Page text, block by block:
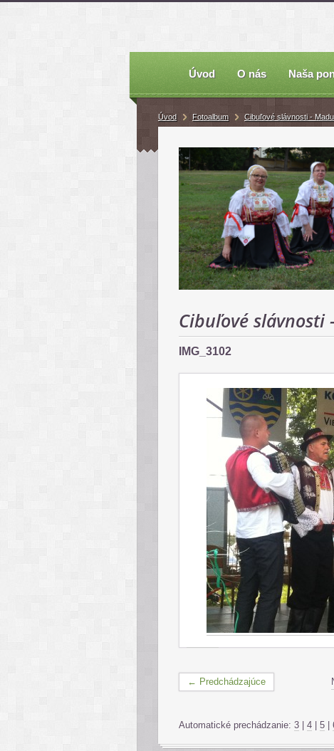
Úvod O nás Naša
Úvod Fotoalbum Cibuľové slávnosti -
Cibuľové slávnosti
IMG_3102
← Predchádzajúce
Automatické prechádzanie: 3 4 5